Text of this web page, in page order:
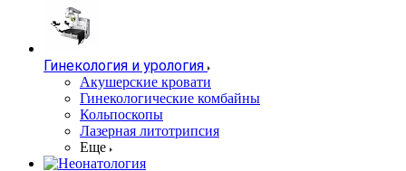
Гинекология и урология
Акушерские кровати
Гинекологические комбайны
Кольпоскопы
Лазерная литотрипсия
Еще